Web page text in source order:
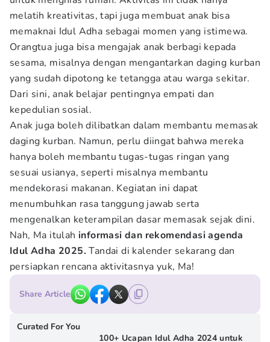
melatih kreativitas, tapi juga membuat anak bisa
memaknai Idul Adha sebagai momen yang istimewa.
Orangtua juga bisa mengajak anak berbagi kepada
sesama, misalnya dengan mengantarkan daging kurban
yang sudah dipotong ke tetangga atau warga sekitar.
Dari sini, anak belajar pentingnya empati dan
kepedulian sosial.
Anak juga boleh dilibatkan dalam membantu memasak
daging kurban. Namun, perlu diingat bahwa mereka
hanya boleh membantu tugas-tugas ringan yang
sesuai usianya, seperti misalnya membantu
mendekorasi makanan. Kegiatan ini dapat
menumbuhkan rasa tanggung jawab serta
mengenalkan keterampilan dasar memasak sejak dini.
Nah, Ma itulah informasi dan rekomendasi agenda
Idul Adha 2025.Tandai di kalender sekarang dan
persiapkan rencana aktivitasnya yuk, Ma!
Share Article
Curated For You
100+ Ucapan Idul Adha 2024 untuk